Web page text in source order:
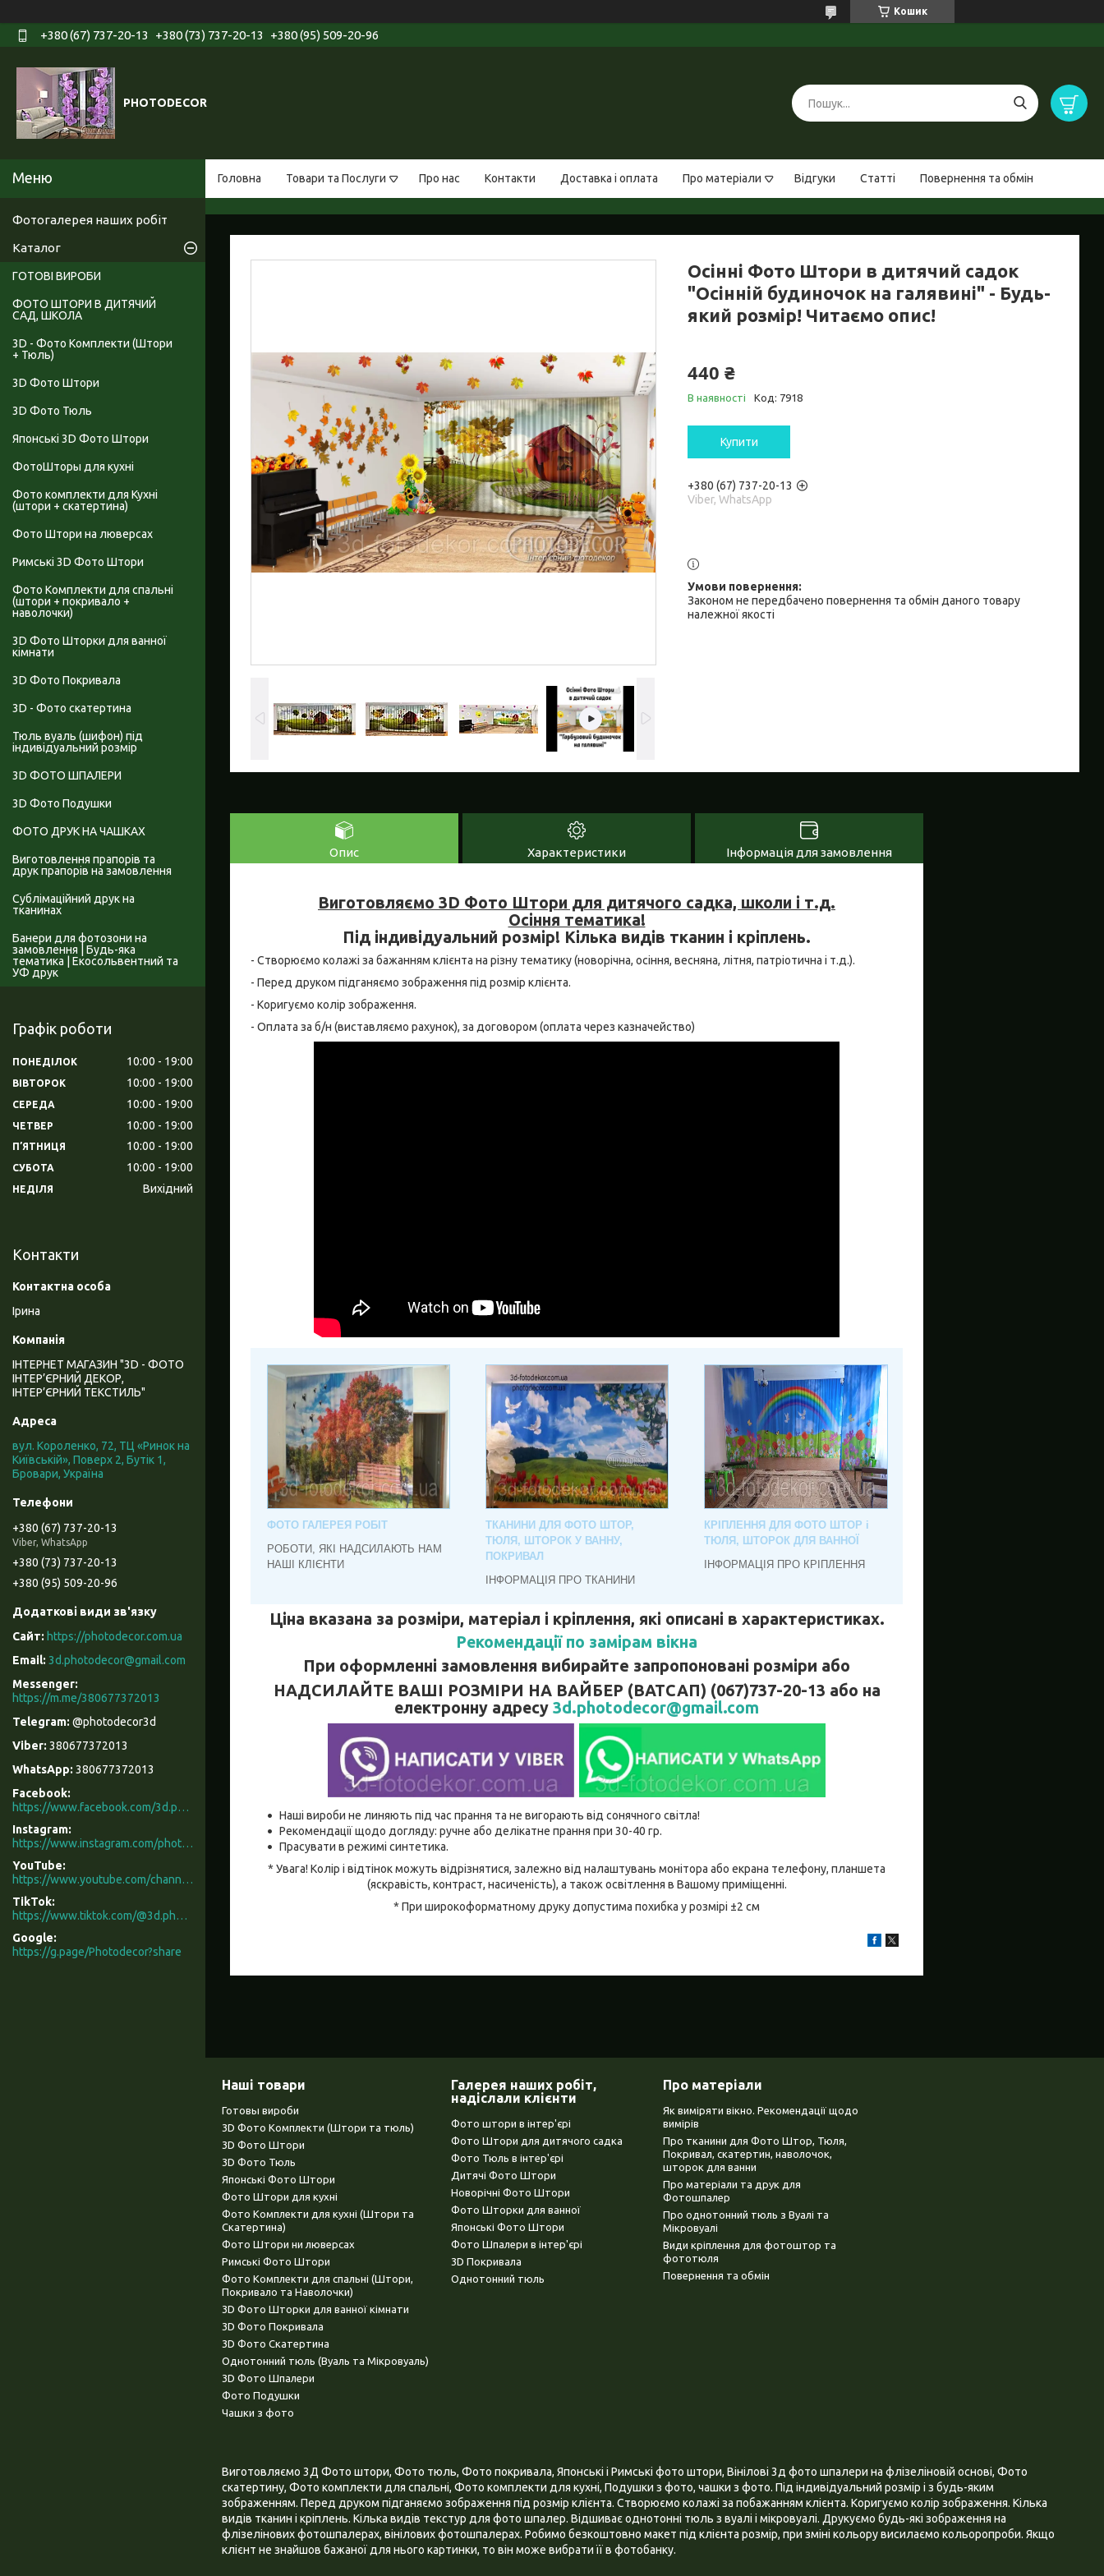
Кошик
+380 (67) 737-20-13 +380 (73) 737-20-13 +380 (95) 509-20-96
PHOTODECOR
Головна Товари та Послуги Про нас Контакти Доставка і оплата Про матеріали Відгуки Статті Повернення та обмін
Осінні Фото Штори в дитячий садок
"Осінній будиночок на галявині" - Будь-
який розмір! Читаємо опис!
440 ₴
В наявності Код: 7918
Купити
+380 (67) 737-20-13
Viber, WhatsApp
Законом не передбачено повернення та обмін даного товару
належної якості
Опис Характеристики Інформація для замовлення
Виготовляємо 3D Фото Штори для дитячого садка, школи і т.д.
Осіння тематика!
Під індивідуальний розмір! Кілька видів тканин і кріплень.
- Створюємо колажі за бажанням клієнта на різну тематику (новорічна, осіння, весняна, літня, патріотична і т.д.).
- Перед друком підганяємо зображення під розмір клієнта.
- Коригуємо колір зображення.
- Оплата за б/н (виставляємо рахунок), за договором (оплата через казначейство)
ФОТО ГАЛЕРЕЯ РОБІТ
РОБОТИ, ЯКІ НАДСИЛАЮТЬ НАМ
НАШІ КЛІЄНТИ
ТКАНИНИ ДЛЯ ФОТО ШТОР,
ТЮЛЯ, ШТОРОК У ВАННУ,
ПОКРИВАЛ
ІНФОРМАЦІЯ ПРО ТКАНИНИ
КРІПЛЕННЯ ДЛЯ ФОТО ШТОР і
ТЮЛЯ, ШТОРОК ДЛЯ ВАННОЇ
ІНФОРМАЦІЯ ПРО КРІПЛЕННЯ
Ціна вказана за розміри, матеріал і кріплення, які описані в характеристиках.
Рекомендації по замірам вікна
При оформленні замовлення вибирайте запропоновані розміри або
НАДСИЛАЙТЕ ВАШІ РОЗМІРИ НА ВАЙБЕР (ВАТСАП) (067)737-20-13 або на
електронну адресу 3d.photodecor@gmail.com
Наші вироби не линяють під час прання та не вигорають від сонячного світла!
Рекомендації щодо догляду: ручне або делікатне прання при 30-40 гр.
Прасувати в режимі синтетика.
* Увага! Колір і відтінок можуть відрізнятися, залежно від налаштувань монітора або екрана телефону, планшета
(яскравість, контраст, насиченість), а також освітлення в Вашому приміщенні.
* При широкоформатному друку допустима похибка у розмірі ±2 см
Фотогалерея наших робіт
Каталог
ГОТОВІ ВИРОБИ
ФОТО ШТОРИ В ДИТЯЧИЙ
САД, ШКОЛА
3D - Фото Комплекти (Штори
+ Тюль)
3D Фото Штори
3D Фото Тюль
Японські 3D Фото Штори
ФотоШторы для кухні
Фото комплекти для Кухні
(штори + скатертина)
Фото Штори на люверсах
Римські 3D Фото Штори
Фото Комплекти для спальні
(штори + покривало +
наволочки)
3D Фото Шторки для ванної
кімнати
3D Фото Покривала
3D - Фото скатертина
Тюль вуаль (шифон) під
індивідуальний розмір
3D ФОТО ШПАЛЕРИ
3D Фото Подушки
ФОТО ДРУК НА ЧАШКАХ
Виготовлення прапорів та
друк прапорів на замовлення
Сублімаційний друк на
тканинах
Банери для фотозони на
замовлення | Будь-яка
тематика | Екосольвентний та
УФ друк
Графік роботи
ПОНЕДІЛОК 10:00 19:00
ВІВТОРОК 10:00 19:00
СЕРЕДА 10:00 19:00
ЧЕТВЕР 10:00 19:00
ПʼЯТНИЦЯ 10:00 19:00
СУБОТА 10:00 19:00
НЕДІЛЯ Вихідний
Контакти
Ірина
ІНТЕРНЕТ МАГАЗИН "3D - ФОТО
ІНТЕР’ЄРНИЙ ДЕКОР,
ІНТЕР’ЄРНИЙ ТЕКСТИЛЬ"
вул. Короленко, 72, ТЦ «Ринок на
Київській», Поверх 2, Бутік 1,
Бровари, Україна
+380 (67) 737-20-13
Viber, WhatsApp
+380 (73) 737-20-13
+380 (95) 509-20-96
https://photodecor.com.ua
3d.photodecor@gmail.com
https://m.me/380677372013
@photodecor3d
380677372013
380677372013
Facebook
https://www.facebook.com/3d.photodecor/
Instagram
https://www.instagram.com/photodecor.com.ua/
YouTube
https://www.youtube.com/channel/UCXCUerfqRY1Pw7-IptdbqyA/videos
TikTok
https://www.tiktok.com/@3d.photodecor?is_from_webapp=1&sender_device=pc
Google
https://g.page/Photodecor?share
Наші товари
Готовы вироби
3D Фото Комплекти (Штори та тюль)
3D Фото Штори
3D Фото Тюль
Японські Фото Штори
Фото Штори для кухні
Фото Комплекти для кухні (Штори та
Скатертина)
Фото Штори ни люверсах
Римські Фото Штори
Фото Комплекти для спальні (Штори,
Покривало та Наволочки)
3D Фото Шторки для ванної кімнати
3D Фото Покривала
3D Фото Скатертина
Однотонний тюль (Вуаль та Мікровуаль)
3D Фото Шпалери
Фото Подушки
Чашки з фото
Галерея наших робіт,
надіслали клієнти
Фото штори в інтер'єрі
Фото Штори для дитячого садка
Фото Тюль в інтер'єрі
Дитячі Фото Штори
Новорічні Фото Штори
Фото Шторки для ванної
Японські Фото Штори
Фото Шпалери в інтер'єрі
3D Покривала
Однотонний тюль
Про матеріали
Як виміряти вікно. Рекомендації щодо
вимірів
Про тканини для Фото Штор, Тюля,
Покривал, скатертин, наволочок,
шторок для ванни
Про матеріали та друк для
Фотошпалер
Про однотонний тюль з Вуалі та
Мікровуалі
Види кріплення для фотоштор та
фототюля
Повернення та обмін
Виготовляємо 3Д Фото штори, Фото тюль, Фото покривала, Японські і Римські фото штори, Вінілові 3д фото шпалери на флізеліновій основі, Фото
скатертину, Фото комплекти для спальні, Фото комплекти для кухні, Подушки з фото, чашки з фото. Під індивідуальний розмір і з будь-яким
зображенням. Перед друком підганяємо зображення під розмір клієнта. Створюємо колажі за побажанням клієнта. Коригуємо колір зображення. Кілька
видів тканин і кріплень. Кілька видів текстур для фото шпалер. Відшиває однотонні тюль з вуалі і мікровуалі. Друкуємо будь-які зображення на
флізелінових фотошпалерах, вінілових фотошпалерах. Робимо безкоштовно макет під клієнта розмір, при зміні кольору висилаємо кольоропроби. Якщо
клієнт не знайшов бажаної для нього картинки, то він може вибрати її в фотобанку.